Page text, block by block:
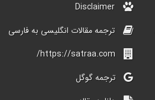
Disclaimer
ترجمه مقالات انگلیسی به فارسی
https://satraa.com/
ترجمه گوگل